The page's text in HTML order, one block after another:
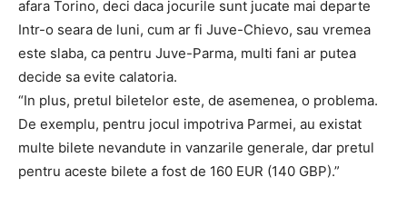
afara Torino, deci daca jocurile sunt jucate mai departe
Intr-o seara de luni, cum ar fi Juve-Chievo, sau vremea
este slaba, ca pentru Juve-Parma, multi fani ar putea
decide sa evite calatoria.
“In plus, pretul biletelor este, de asemenea, o problema.
De exemplu, pentru jocul impotriva Parmei, au existat
multe bilete nevandute in vanzarile generale, dar pretul
pentru aceste bilete a fost de 160 EUR (140 GBP).”